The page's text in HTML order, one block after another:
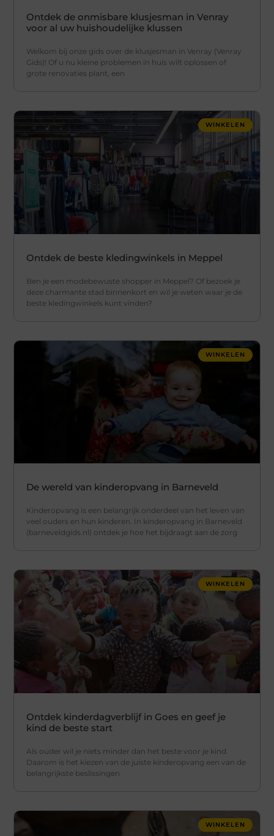
Ontdek de onmisbare klusjesman in Venray
voor al uw huishoudelijke klussen
Welkom bij onze gids over de klusjesman in Venray (Venray
Gids)! Of u nu kleine problemen in huis wilt oplossen of
grote renovaties plant, een
WINKELEN
Ontdek de beste kledingwinkels in Meppel
Ben je een modebewuste shopper in Meppel? Of bezoek je
deze charmante stad binnenkort en wil je weten waar je de
beste kledingwinkels kunt vinden?
WINKELEN
De wereld van kinderopvang in Barneveld
Kinderopvang is een belangrijk onderdeel van het leven van
veel ouders en hun kinderen. In kinderopvang in Barneveld
(barneveldgids.nl) ontdek je hoe het bijdraagt aan de zorg
WINKELEN
Ontdek kinderdagverblijf in Goes en geef je
kind de beste start
Als ouder wil je niets minder dan het beste voor je kind.
Daarom is het kiezen van de juiste kinderopvang een van de
belangrijkste beslissingen
WINKELEN